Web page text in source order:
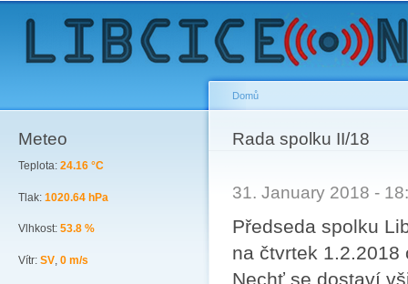
Meteo
Teplota: 24.16 °C
Tlak: 1020.64 hPa
Vlhkost: 53.8 %
Vítr: SV, 0 m/s
You are here
Domů
Rada spolku II/18
31. January 2018 -
Předseda spolku
na čtvrtek
Nechť se dostaví